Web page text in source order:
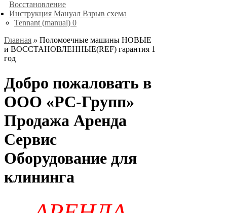
Восстановление
Инструкция Мануал Взрыв схема
Tennant (manual) 0
Главная » Поломоечные машины НОВЫЕ
и ВОССТАНОВЛЕННЫЕ(REF) гарантия 1
год
Добро пожаловать в
ООО «РС-Групп»
Продажа Аренда
Сервис
Оборудование для
клининга